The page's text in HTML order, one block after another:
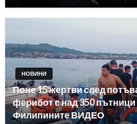
НОВИНИ
Поне 15 жертви след
ферибот с над 350
Филипините ВИДЕО